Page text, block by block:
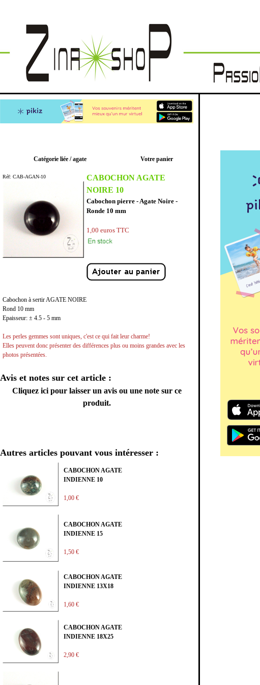
Catégorie liée /agate Votre panier
Réf: CAB-AGAN-10
CABOCHON AGATE
NOIRE 10
Cabochon pierre - Agate Noire -
Ronde 10 mm
1,00 euros TTC
Cabochon à sertir AGATE NOIRE
Rond 10 mm
Epaisseur: ­± 4.5 - 5 mm
Les perles gemmes sont uniques, c'est ce qui fait leur charme!
Elles peuvent donc présenter des différences plus ou moins grandes avec les
photos présentées.
Avis et notes sur cet article :
Cliquez ici pour laisser un avis ou une note sur ce
produit.
Autres articles pouvant vous intéresser :
CABOCHON AGATE
INDIENNE 10
1,00 €
CABOCHON AGATE
INDIENNE 15
1,50 €
CABOCHON AGATE
INDIENNE 13X18
1,60 €
CABOCHON AGATE
INDIENNE 18X25
2,90 €